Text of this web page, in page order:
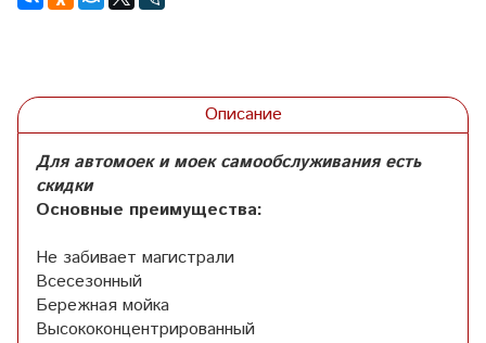
Описание
Для автомоек и моек самообслуживания есть
скидки
Основные преимущества:
Не забивает магистрали
Всесезонный
Бережная мойка
Высококонцентрированный